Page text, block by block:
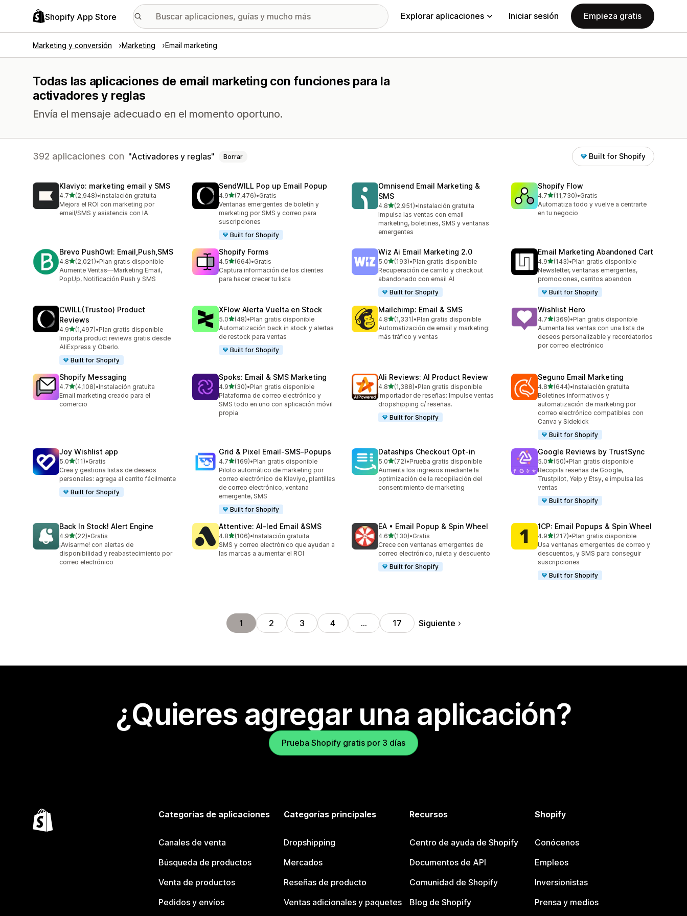
Shopify App Store Explorar aplicaciones Iniciar sesión Empieza gratis
Marketing y conversión Marketing Email marketing
Todas las aplicaciones de email marketing con funciones para la
activadores y reglas
Envía el mensaje adecuado en el momento oportuno.
392 aplicaciones con Activadores y reglas Borrar Built for Shopify
Klaviyo: marketing email y SMS
4.7de 5 estrellas
(2,948)
2948 reseñas en total
•Instalación gratuita
Mejora el ROI con marketing por
email/SMS y asistencia con IA.
SendWILL Pop up Email Popup
4.9de 5 estrellas
(7,476)
7476 reseñas en total
•Gratis
Ventanas emergentes de boletín y
marketing por SMS y correo para
suscripciones
Built for Shopify
Omnisend Email Marketing &
SMS
4.8de 5 estrellas
(2,951)
2951 reseñas en total
•Instalación gratuita
Impulsa las ventas con email
marketing, boletines, SMS y ventanas
emergentes
Shopify Flow
4.7de 5 estrellas
(11,730)
11730 reseñas en total
•Gratis
Automatiza todo y vuelve a centrarte
en tu negocio
Brevo PushOwl: Email,Push,SMS
4.8de 5 estrellas
(2,021)
2021 reseñas en total
•Plan gratis disponible
Aumente Ventas—Marketing Email,
PopUp, Notificación Push y SMS
Shopify Forms
4.5de 5 estrellas
(664)
664 reseñas en total
•Gratis
Captura información de los clientes
para hacer crecer tu lista
Wiz Ai Email Marketing 2.0
5.0de 5 estrellas
(193)
193 reseñas en total
•Plan gratis disponible
Recuperación de carrito y checkout
abandonado con email AI
Built for Shopify
Email Marketing Abandoned Cart
4.9de 5 estrellas
(143)
143 reseñas en total
•Plan gratis disponible
Newsletter, ventanas emergentes,
promociones, carritos abandon
Built for Shopify
CWILL(Trustoo) Product
Reviews
4.9de 5 estrellas
(1,497)
1497 reseñas en total
•Plan gratis disponible
Importa product reviews gratis desde
AliExpress y Oberlo.
Built for Shopify
XFlow Alerta Vuelta en Stock
5.0de 5 estrellas
(48)
48 reseñas en total
•Plan gratis disponible
Automatización back in stock y alertas
de restock para ventas
Built for Shopify
Mailchimp: Email & SMS
4.8de 5 estrellas
(1,331)
1331 reseñas en total
•Plan gratis disponible
Automatización de email y marketing:
más tráfico y ventas
Wishlist Hero
4.7de 5 estrellas
(369)
369 reseñas en total
•Plan gratis disponible
Aumenta las ventas con una lista de
deseos personalizable y recordatorios
por correo electrónico
Shopify Messaging
4.7de 5 estrellas
(4,108)
4108 reseñas en total
•Instalación gratuita
Email marketing creado para el
comercio
Spoks: Email & SMS Marketing
4.9de 5 estrellas
(30)
30 reseñas en total
•Plan gratis disponible
Plataforma de correo electrónico y
SMS todo en uno con aplicación móvil
propia
Ali Reviews: AI Product Review
4.8de 5 estrellas
(1,388)
1388 reseñas en total
•Plan gratis disponible
Importador de reseñas: Impulse ventas
dropshipping c/ reseñas.
Built for Shopify
Seguno Email Marketing
4.8de 5 estrellas
(644)
644 reseñas en total
•Instalación gratuita
Boletines informativos y
automatización de marketing por
correo electrónico compatibles con
Canva y Sidekick
Built for Shopify
Joy Wishlist app
5.0de 5 estrellas
(11)
11 reseñas en total
•Gratis
Crea y gestiona listas de deseos
personales: agrega al carrito fácilmente
Built for Shopify
Grid & Pixel Email‑SMS‑Popups
4.7de 5 estrellas
(169)
169 reseñas en total
•Plan gratis disponible
Piloto automático de marketing por
correo electrónico de Klaviyo, plantillas
de correo electrónico, ventana
emergente, SMS
Built for Shopify
Dataships Checkout Opt‑in
5.0de 5 estrellas
(72)
72 reseñas en total
•Prueba gratis disponible
Aumenta los ingresos mediante la
optimización de la recopilación del
consentimiento de marketing
Google Reviews by TrustSync
5.0de 5 estrellas
(50)
50 reseñas en total
•Plan gratis disponible
Recopila reseñas de Google,
Trustpilot, Yelp y Etsy, e impulsa las
ventas
Built for Shopify
Back In Stock! Alert Engine
4.9de 5 estrellas
(22)
22 reseñas en total
•Gratis
¡Avisarme! con alertas de
disponibilidad y reabastecimiento por
correo electrónico
Attentive: AI‑led Email &SMS
4.8de 5 estrellas
(106)
106 reseñas en total
•Instalación gratuita
SMS y correo electrónico que ayudan a
las marcas a aumentar el ROI
EA • Email Popup & Spin Wheel
4.6de 5 estrellas
(130)
130 reseñas en total
•Gratis
Crece con ventanas emergentes de
correo electrónico, ruleta y descuento
Built for Shopify
1CP: Email Popups & Spin Wheel
4.9de 5 estrellas
(217)
217 reseñas en total
•Plan gratis disponible
Usa ventanas emergentes de correo y
descuentos, y SMS para conseguir
suscripciones
Built for Shopify
1 2 3 4 … 17 Siguiente
¿Quieres agregar una aplicación?
Prueba Shopify gratis por 3 días
Categorías de aplicaciones
Canales de venta
Búsqueda de productos
Venta de productos
Pedidos y envíos
Categorías principales
Dropshipping
Mercados
Reseñas de producto
Ventas adicionales y paquetes
Recursos
Centro de ayuda de Shopify
Documentos de API
Comunidad de Shopify
Blog de Shopify
Shopify
Conócenos
Empleos
Inversionistas
Prensa y medios